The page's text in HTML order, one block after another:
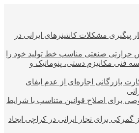
مشکلات کانتینرهای ایرانی در
صنعتی مناسب خط تولید خود را
فنی مکانیزم دستی، پنوماتیک و
کارت بازرگانی اجاره‌ای از عدم ایفای
برای اصلاح قوانین متناسب با شرایط
گمرکی برای تجار ایرانی در کراچی ایجاد